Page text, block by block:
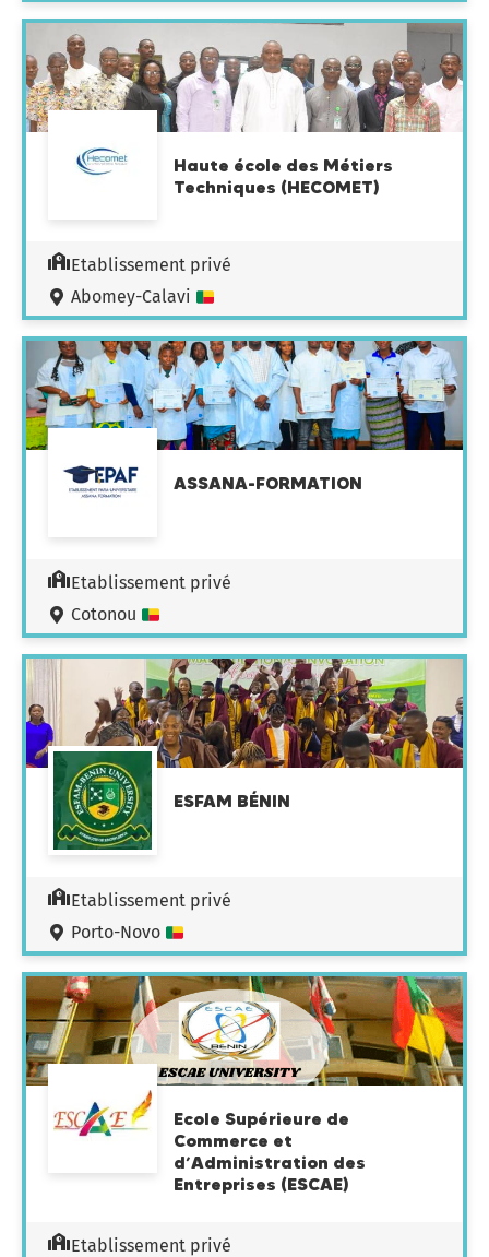
Haute école des Métiers
Techniques (HECOMET)
Etablissement privé
Abomey-Calavi
ASSANA-FORMATION
Etablissement privé
Cotonou
ESFAM BÉNIN
Etablissement privé
Porto-Novo
Ecole Supérieure de
Commerce et
d’Administration des
Entreprises (ESCAE)
Etablissement privé